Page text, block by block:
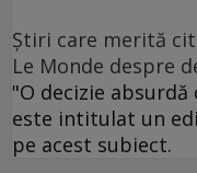
Ştiri care merită
Le Monde despre
"O decizie
este intitulat un
pe acest subiect.